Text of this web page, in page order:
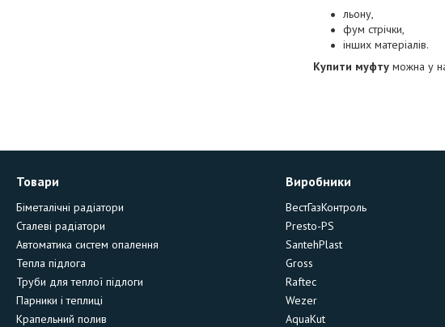
льону,
фум стрічки,
інших матеріалів.
Купити муфту можна у
Товари
Біметалічні радіатори
Сталеві радіатори
Автоматика систем опалення
Тепла підлога
Труби для теплої підлоги
Парники і теплиці
Крапельний полив
Виробники
ВестГазКонтроль
Presto-PS
SantehPlast
Gross
Raftec
Wezer
AquaKut